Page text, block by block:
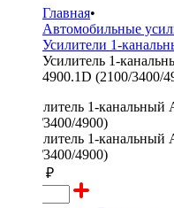
Главная•
Автомобильные
Усилители 1-
Усилитель 1-
4900.1D (2100/3400/
22990 ₽